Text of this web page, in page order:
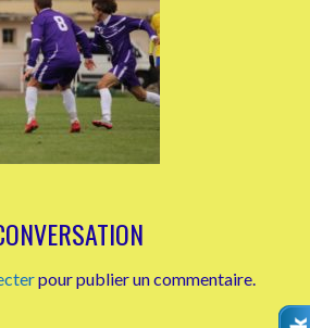
pour publier un commentaire.